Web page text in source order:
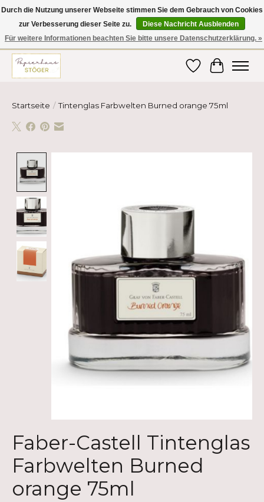
Hier finden Sie hochwertige Produkte im Bereich Schule, Büro, Papier,
Schreiben und vieles mehr! Erhalten Sie Ihre Bestellung bequem nach
Hause oder ins Büro geliefert!
Wunschzettel
Ihr
Startseite / Tintenglas Farbwelten Burned orange 75ml
Faber-Castell Tintenglas
Farbwelten Burned
orange 75ml
Durch die Nutzung unserer Webseite stimmen Sie dem Gebrauch von Cookies
zur Verbesserung dieser Seite zu.
Diese Nachricht Ausblenden
Für weitere Informationen beachten Sie bitte unsere Datenschutzerklärung. »